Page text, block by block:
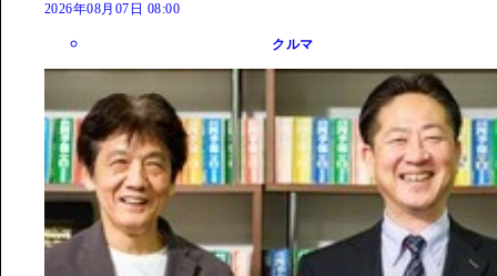
2026年08月07日 08:00
クルマ